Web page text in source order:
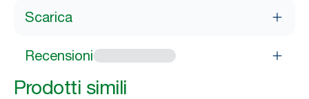
Scarica
Recensioni
Prodotti simili